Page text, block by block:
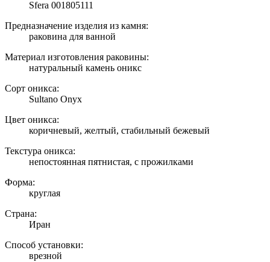
Sfera 001805111
Предназначение изделия из камня:
раковина для ванной
Материал изготовления раковины:
натуральный камень оникс
Сорт оникса:
Sultano Onyx
Цвет оникса:
коричневый, желтый, стабильный бежевый
Текстура оникса:
непостоянная пятнистая, с прожилками
Форма:
круглая
Страна:
Иран
Способ установки:
врезной